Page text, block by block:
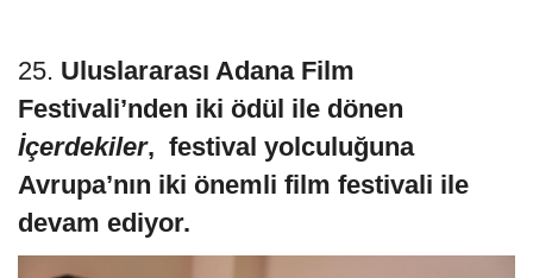
25. Uluslararası Adana Film
Festivali’nden iki ödül ile dönen
İçerdekiler, festival yolculuğuna
Avrupa’nın iki önemli film festivali ile
devam ediyor.